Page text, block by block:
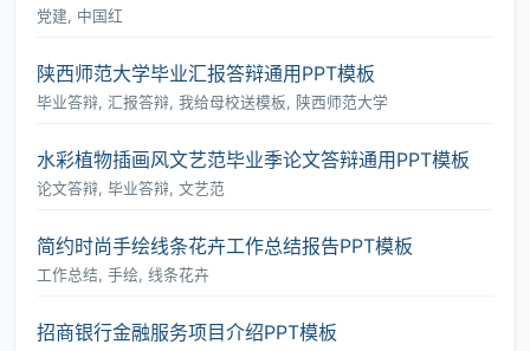
党建, 中国红
陕西师范大学毕业汇报答辩通用PPT模板
毕业答辩, 汇报答辩, 我给母校送模板, 陕西师范大学
水彩植物插画风文艺范毕业季论文答辩通用PPT模板
论文答辩, 毕业答辩, 文艺范
简约时尚手绘线条花卉工作总结报告PPT模板
工作总结, 手绘, 线条花卉
招商银行金融服务项目介绍PPT模板